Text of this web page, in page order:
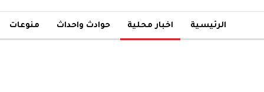
الرئيسية اخبار محلية حوادث واحداث منوعات